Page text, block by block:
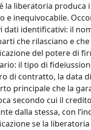
la liberatoria produca
e inequivocabile.
dati identificativi: il
che rilasciano e
del potere di
il tipo di
di contratto, la data
principale che la
secondo cui il
dalla stessa, con
se la